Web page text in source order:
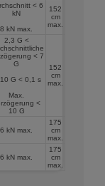
< 6
kN
8 kN max.
152
cm
max.
2,3 G <
< 7
G
G < 0,1 s
Max.
<
10 G
152
cm
max.
6 kN max.
175
cm
max.
6 kN max.
175
cm
max.